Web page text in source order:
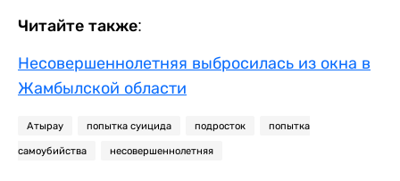
Читайте также:
Несовершеннолетняя выбросилась из окна в
Жамбылской области
Атырау попытка суицида подросток попытка
самоубийства несовершеннолетняя